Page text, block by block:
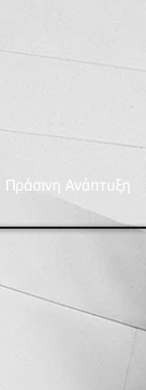
Πράσινη Ανάπτυξη